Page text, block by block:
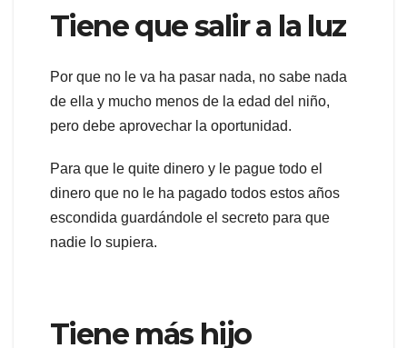
Tiene que salir a la luz
Por que no le va ha pasar nada, no sabe nada
de ella y mucho menos de la edad del niño,
pero debe aprovechar la oportunidad.
Para que le quite dinero y le pague todo el
dinero que no le ha pagado todos estos años
escondida guardándole el secreto para que
nadie lo supiera.
Tiene más hijo